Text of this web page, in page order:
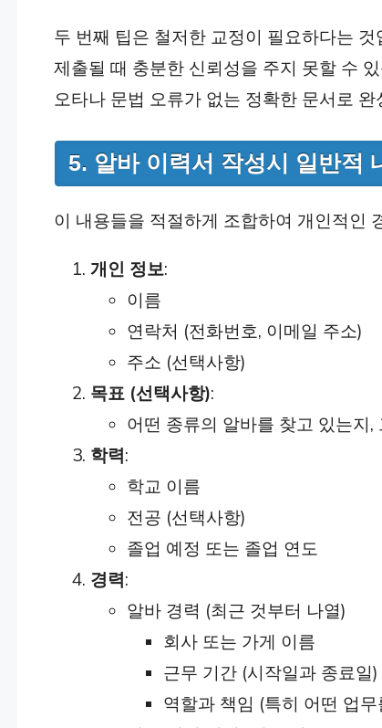
두 번째 팁은 철저한 교정이 필요하다는
제출될 때 충분한 신뢰성을 주지 못할 수
오타나 문법 오류가 없는 정확한 문서로 완
5. 알바 이력서 작성시 일반적
이 내용들을 적절하게 조합하여 개인적인
개인 정보:
이름
연락처 (전화번호, 이메일 주소)
주소 (선택사항)
목표 (선택사항):
어떤 종류의 알바를 찾고 있는지
학력:
학교 이름
전공 (선택사항)
졸업 예정 또는 졸업 연도
경력:
알바 경력 (최근 것부터 나열)
회사 또는 가게 이름
근무 기간 (시작일과 종료일)
역할과 책임 (특히 어떤 업